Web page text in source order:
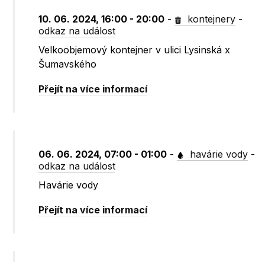
10. 06. 2024, 16:00 - 20:00 - kontejnery -
odkaz na událost
Velkoobjemový kontejner v ulici Lysinská x
Šumavského
Přejít na více informací
06. 06. 2024, 07:00 - 01:00 - havárie vody -
odkaz na událost
Havárie vody
Přejít na více informací